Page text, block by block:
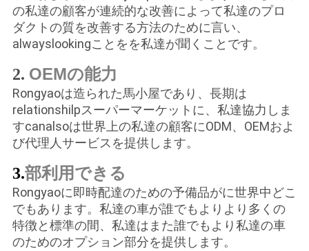
の私達の顧客が連続的な改善によって私達のプロ
ダクトの質を改善する方法のために言い、
alwayslookingことをを私達が聞くことです。
2. OEMの能力
Rongyaoは造られた馬小屋であり、長期は
relationshilpスーパーマーケットに、 私達協力しま
すcanalsoは世界上の私達の顧客にODM、OEMおよ
び代理人サービスを提供します。
3.部利用できる
Rongyaoに即時配達のための予備品がに世界中どこ
でもあります。私達の車が誰でもよりより多くの
特徴と標準の間、私達はまた誰でもより私達の車
のためのオプション部分を提供します。